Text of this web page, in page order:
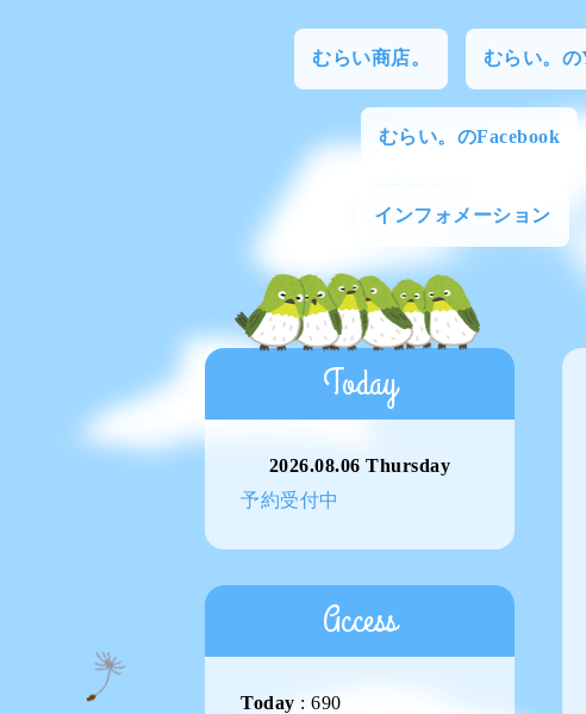
むらい商店。 むらい。の
むらい。のFacebook
インフォメーション
Today
2026.08.06 Thursday
予約受付中
Access
Today : 690